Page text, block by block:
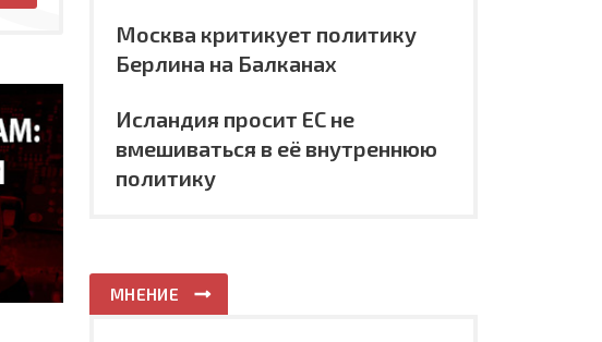
Москва критикует политику
Берлина на Балканах
Исландия просит ЕС не
вмешиваться в её внутреннюю
политику
МНЕНИЕ